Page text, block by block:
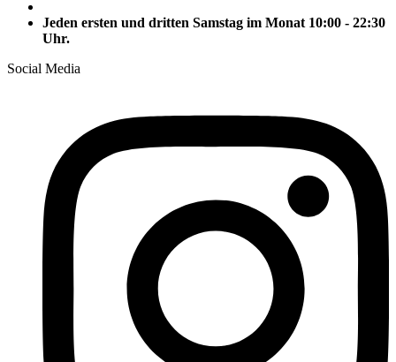
Jeden ersten und dritten Samstag im Monat 10:00 - 22:30
Uhr.
Social Media